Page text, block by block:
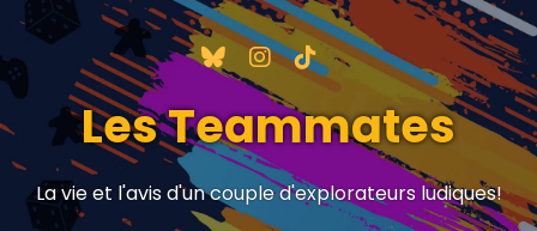
Les Teammates
La vie et l'avis d'un couple d'explorateurs ludiques!